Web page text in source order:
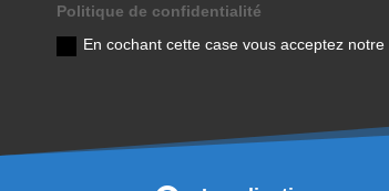
Politique de confidentialité
En cochant cette case vous acceptez notre